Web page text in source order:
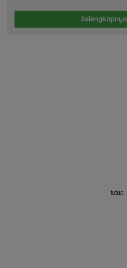
ketua JWI DS.
Selengkapnya
tutup